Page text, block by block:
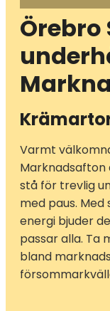
Örebro
Varmt
stå för trevlig
med paus.
energi bjuder
passar alla. Ta
bland